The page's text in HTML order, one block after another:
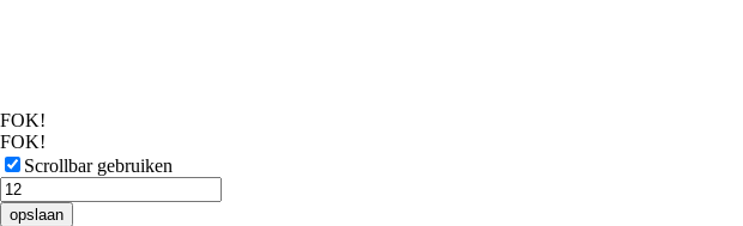
FOK!
FOK!
Scrollbar gebruiken
opslaan